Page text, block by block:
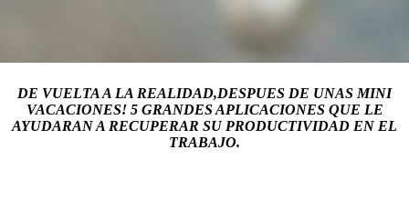
DE VUELTA A LA REALIDAD,DESPUES DE UNAS MINI
VACACIONES! 5 GRANDES APLICACIONES QUE LE
AYUDARAN A RECUPERAR SU PRODUCTIVIDAD EN EL
TRABAJO.